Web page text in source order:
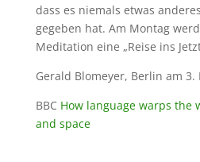
dass es niemals etwas
gegeben hat. Am Montag
Meditation eine „Reise ins
Gerald Blomeyer, Berlin am 3.
BBC How language warps the
and space